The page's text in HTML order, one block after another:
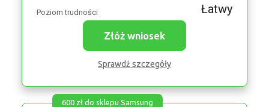
Poziom trudności Łatwy
Złóż wniosek
Sprawdź szczegóły
600 zł do sklepu Samsung